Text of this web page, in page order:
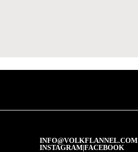
INFO@VOLKFLANNEL.COM
INSTAGRAM| FACEBOOK